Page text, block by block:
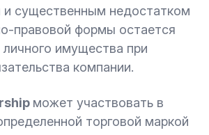
и существенным недостатком
правовой формы остается
имущества при
компании.
может участвовать в
торговой маркой